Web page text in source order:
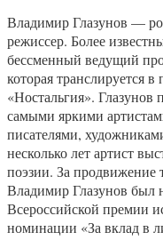
Владимир Глазунов —
режиссер. Более
бессменный ведущий
которая транслируется
«Ностальгия».
самыми яркими
писателями,
несколько лет артист
поэзии. За продвижение
Владимир Глазунов был
Всероссийской премии
номинации «За вклад в